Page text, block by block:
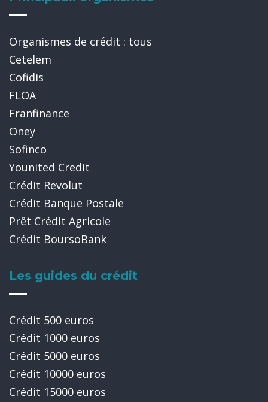
Organismes de crédit : tous
Cetelem
Cofidis
FLOA
Franfinance
Oney
Sofinco
Younited Credit
Crédit Revolut
Crédit Banque Postale
Prêt Crédit Agricole
Crédit BoursoBank
Les guides du crédit
Crédit 500 euros
Crédit 1000 euros
Crédit 5000 euros
Crédit 10000 euros
Crédit 15000 euros